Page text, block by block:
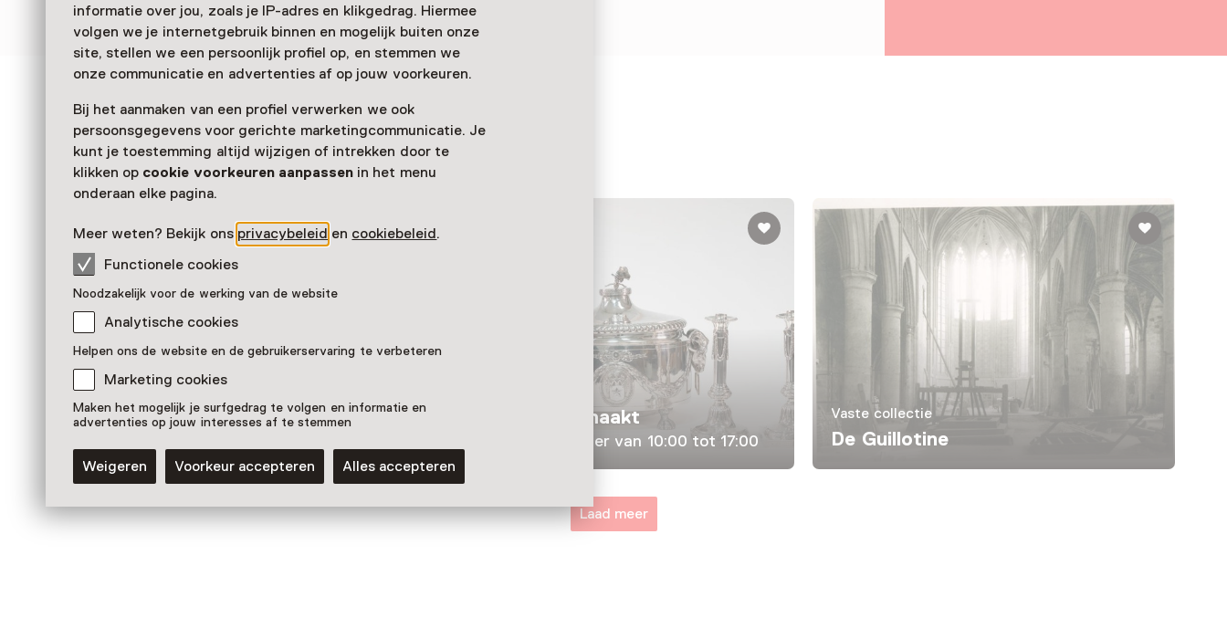
informatie over jou, zoals je IP-adres en klikgedrag. Hiermee
volgen we je internetgebruik binnen en mogelijk buiten onze
site, stellen we een persoonlijk profiel op, en stemmen we
onze communicatie en advertenties af op jouw voorkeuren.
Bij het aanmaken van een profiel verwerken we ook
persoonsgegevens voor gerichte marketingcommunicatie. Je
kunt je toestemming altijd wijzigen of intrekken door te
klikken op cookie voorkeuren aanpassenin het menu
onderaan elke pagina.
Meer weten? Bekijk ons privacybeleid en cookiebeleid.
Functionele cookies
Noodzakelijk voor de werking van de website
Analytische cookies
Helpen ons de website en de gebruikerservaring te verbeteren
Marketing cookies
Maken het mogelijk je surfgedrag te volgen en informatie en
advertenties op jouw interesses af te stemmen
Weigeren Voorkeur accepteren Alles accepteren
Zien & doen in Maastricht
Museum
Vaste collectie Meesterlijk gemaakt
T/m 13 september van 10:00 tot 17:00
Vaste collectie
De Guillotine
Laad meer